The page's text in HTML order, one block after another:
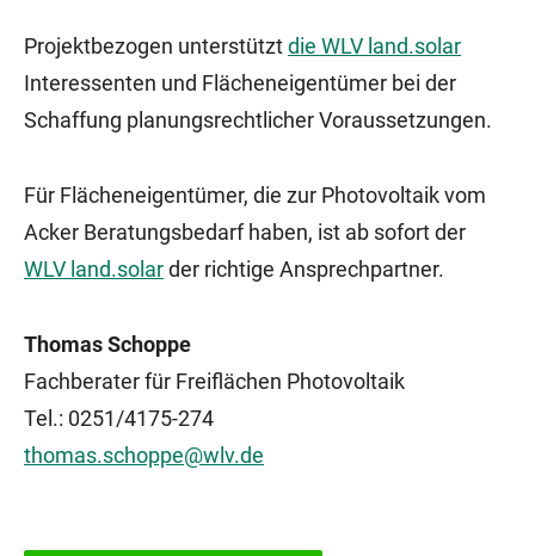
Projektbezogen unterstütztdie WLV land.solar
Interessenten und Flächeneigentümer bei der
Schaffung planungsrechtlicher Voraussetzungen.
Für Flächeneigentümer, die zur Photovoltaik vom
Acker Beratungsbedarf haben, ist ab sofort der
WLV land.solarder richtige Ansprechpartner.
Thomas Schoppe
Fachberater für Freiflächen Photovoltaik
Tel.: 0251/4175-274
thomas.schoppe@wlv.de